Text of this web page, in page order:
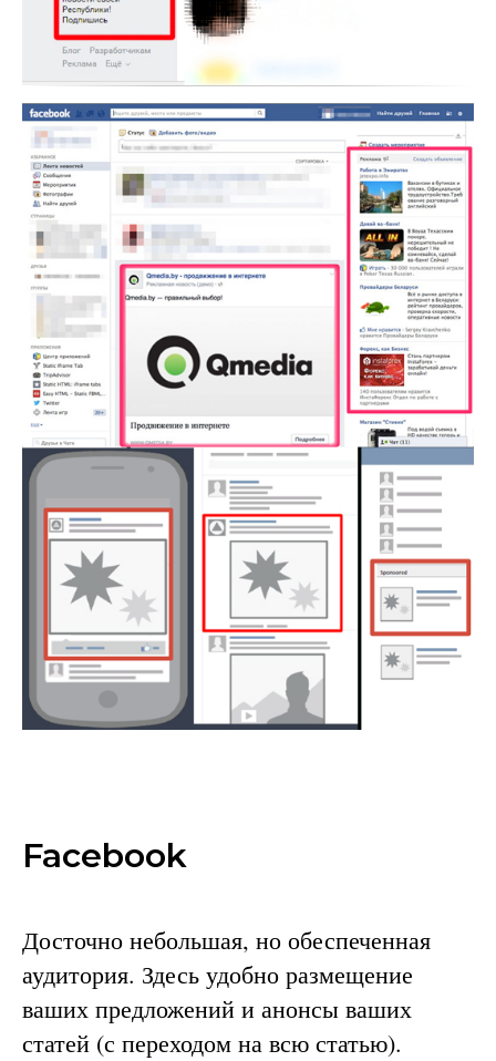
Facebook
Досточно небольшая, но обеспеченная
аудитория. Здесь удобно размещение
ваших предложений и анонсы ваших
статей (с переходом на всю статью).